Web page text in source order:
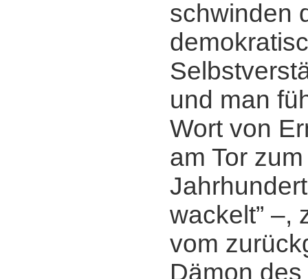
schwinden
und man
Wort von
am Tor
wackelt” ‒,
vom
Dämon